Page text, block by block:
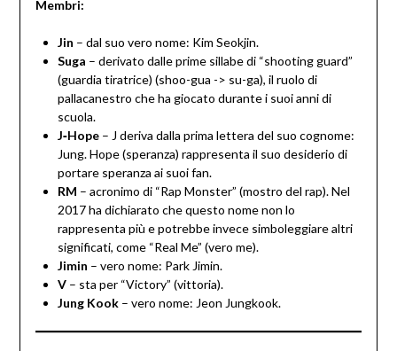
Membri:
Jin – dal suo vero nome: Kim Seokjin.
Suga – derivato dalle prime sillabe di “shooting guard”
(guardia tiratrice) (shoo-gua -> su-ga), il ruolo di
pallacanestro che ha giocato durante i suoi anni di
scuola.
J‑Hope– J deriva dalla prima lettera del suo cognome:
Jung. Hope (speranza) rappresenta il suo desiderio di
portare speranza ai suoi fan.
RM – acronimo di “Rap Monster” (mostro del rap). Nel
2017 ha dichiarato che questo nome non lo
rappresenta più e potrebbe invece simboleggiare altri
significati, come “Real Me” (vero me).
Jimin – vero nome: Park Jimin.
V– sta per “Victory” (vittoria).
Jung Kook– vero nome: Jeon Jungkook.